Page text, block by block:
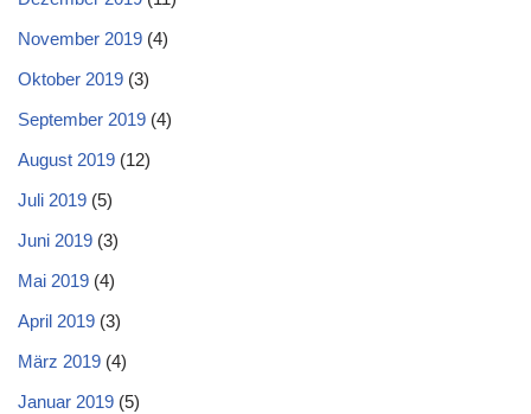
November 2019 (4)
Oktober 2019 (3)
September 2019 (4)
August 2019 (12)
Juli 2019 (5)
Juni 2019 (3)
Mai 2019 (4)
April 2019 (3)
März 2019 (4)
Januar 2019 (5)